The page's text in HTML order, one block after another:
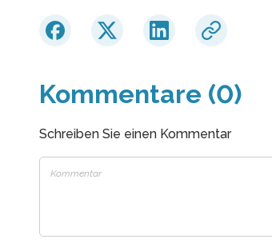
Kommentare (0)
Schreiben Sie einen Kommentar